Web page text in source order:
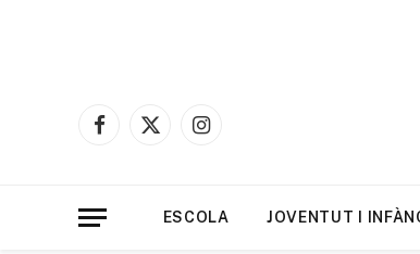
Facebook
X
Instagram
ESCOLA JOVENTUT I